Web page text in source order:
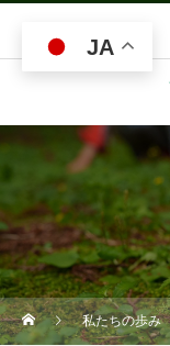
私たちの歩み
JA